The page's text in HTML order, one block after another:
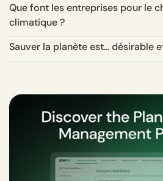
Que font les entreprises pour le
climatique ?
Sauver la planète est... désirable